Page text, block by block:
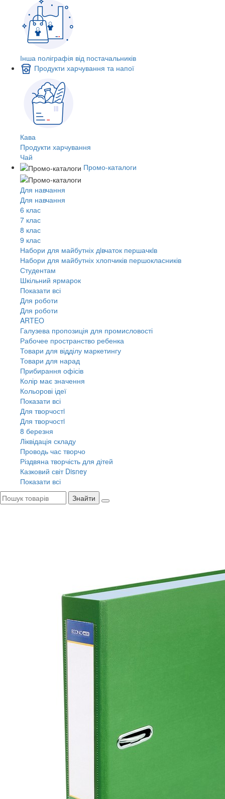
Інша поліграфія від постачальників
Продукти харчування та напої
Кава
Продукти харчування
Чай
Промо-каталоги
Для навчання
Для навчання
6 клас
7 клас
8 клас
9 клас
Набори для майбутніх дiвчаток першачкiв
Набори для майбутніх хлопчиків першокласників
Студентам
Шкільний ярмарок
Показати всі
Для роботи
Для роботи
ARTEO
Галузева пропозиція для промисловості
Рабочее пространство ребенка
Товари для відділу маркетингу
Товари для нарад
Прибирання офісів
Колір має значення
Кольорові ідеї
Показати всі
Для творчостi
Для творчостi
8 березня
Ліквідація складу
Проводь час творчо
Різдвяна творчість для дітей
Казковий світ Disney
Показати всі
Знайти